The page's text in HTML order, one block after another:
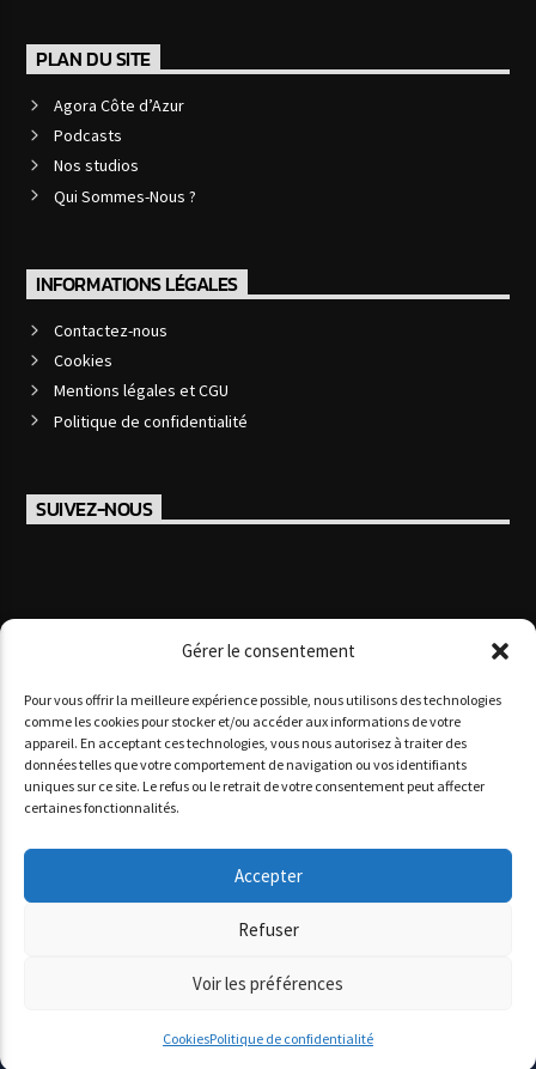
Gérer le consentement
Pour vous offrir la meilleure expérience possible, nous utilisons des technologies
comme les cookies pour stocker et/ou accéder aux informations de votre
appareil. En acceptant ces technologies, vous nous autorisez à traiter des
données telles que votre comportement de navigation ou vos identifiants
uniques sur ce site. Le refus ou le retrait de votre consentement peut affecter
certaines fonctionnalités.
Accepter
Refuser
Voir les préférences
CookiesPolitique de confidentialité
PLAN DU SITE
Agora Côte d’Azur
Podcasts
Nos studios
Qui Sommes-Nous ?
INFORMATIONS LÉGALES
Contactez-nous
Cookies
Mentions légales et CGU
Politique de confidentialité
SUIVEZ-NOUS
Copyright 2025 www agoracotedazur.fr - Site réalisé par
l'agence webinformatiques.com
AGORA CÔTE D’AZUR PODCASTS
NOS STUDIOS